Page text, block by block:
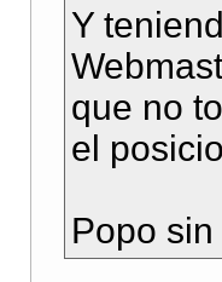
Y
que no
el
Popo